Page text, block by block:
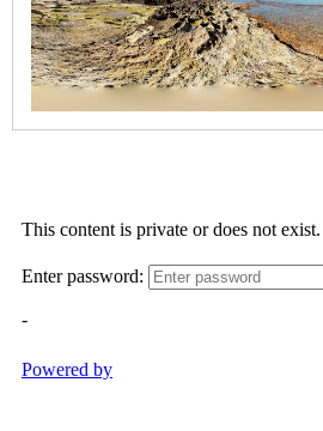
Cala
Blanca
-
Segon
/
Portitxol
Cala